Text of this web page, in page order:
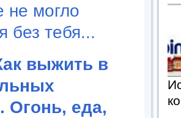
не могло
без тебя...
выжить в
Огонь, еда,